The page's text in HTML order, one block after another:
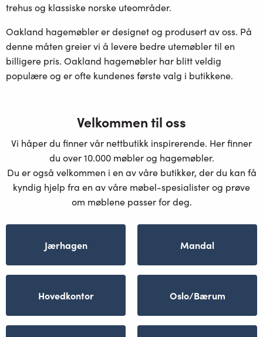
trehus og klassiske norske uteområder.
Oakland hagemøbler er designet og produsert av oss. På
denne måten greier vi å levere bedre utemøbler til en
billigere pris. Oakland hagemøbler har blitt veldig
populære og er ofte kundenes første valg i butikkene.
Velkommen til oss
Vi håper du finner vår nettbutikk inspirerende. Her finner
du over 10.000 møbler og hagemøbler.
Du er også velkommen i en av våre butikker, der du kan få
kyndig hjelp fra en av våre møbel-spesialister og prøve
om møblene passer for deg.
Jærhagen Mandal
Hovedkontor Oslo/Bærum